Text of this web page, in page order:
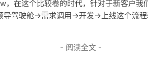
，在这个比较卷的时代，针对于新客户
驾驶舱->需求调用->开发->上线这个流
- 阅读全文 -